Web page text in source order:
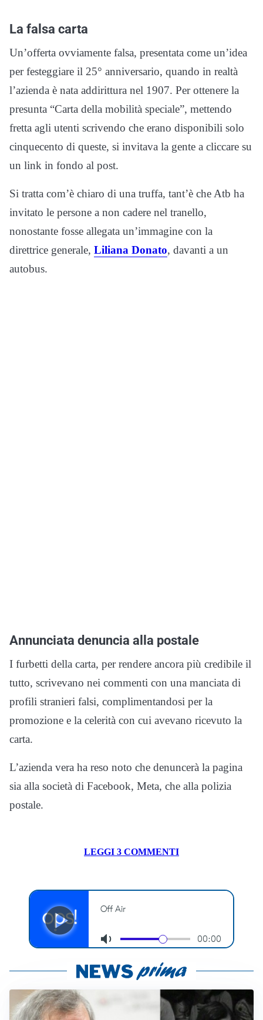
La falsa carta
Un’offerta ovviamente falsa, presentata come un’idea
per festeggiare il 25° anniversario, quando in realtà
l’azienda è nata addirittura nel 1907. Per ottenere la
presunta “Carta della mobilità speciale”, mettendo
fretta agli utenti scrivendo che erano disponibili solo
cinquecento di queste, si invitava la gente a cliccare su
un link in fondo al post.
Si tratta com’è chiaro di una truffa, tant’è che Atb ha
invitato le persone a non cadere nel tranello,
nonostante fosse allegata un’immagine con la
direttrice generale, Liliana Donato, davanti a un
autobus.
Annunciata denuncia alla postale
I furbetti della carta, per rendere ancora più credibile il
tutto, scrivevano nei commenti con una manciata di
profili stranieri falsi, complimentandosi per la
promozione e la celerità con cui avevano ricevuto la
carta.
L’azienda vera ha reso noto che denuncerà la pagina
sia alla società di Facebook, Meta, che alla polizia
postale.
LEGGI 3 COMMENTI